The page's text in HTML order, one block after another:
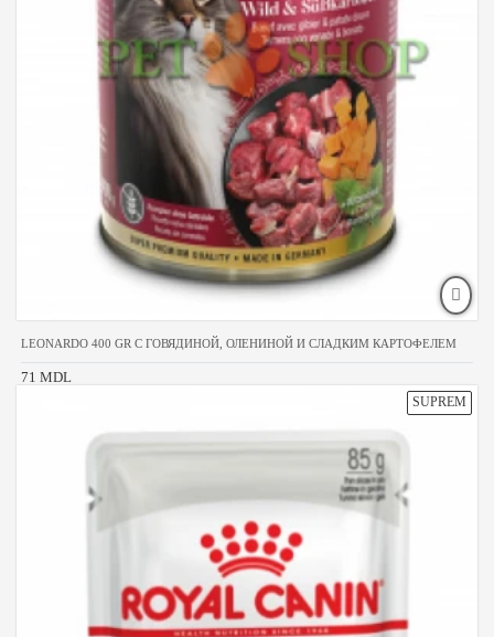
LEONARDO 400 GR С ГОВЯДИНОЙ, ОЛЕНИНОЙ И СЛАДКИМ КАРТОФЕЛЕМ
71 MDL